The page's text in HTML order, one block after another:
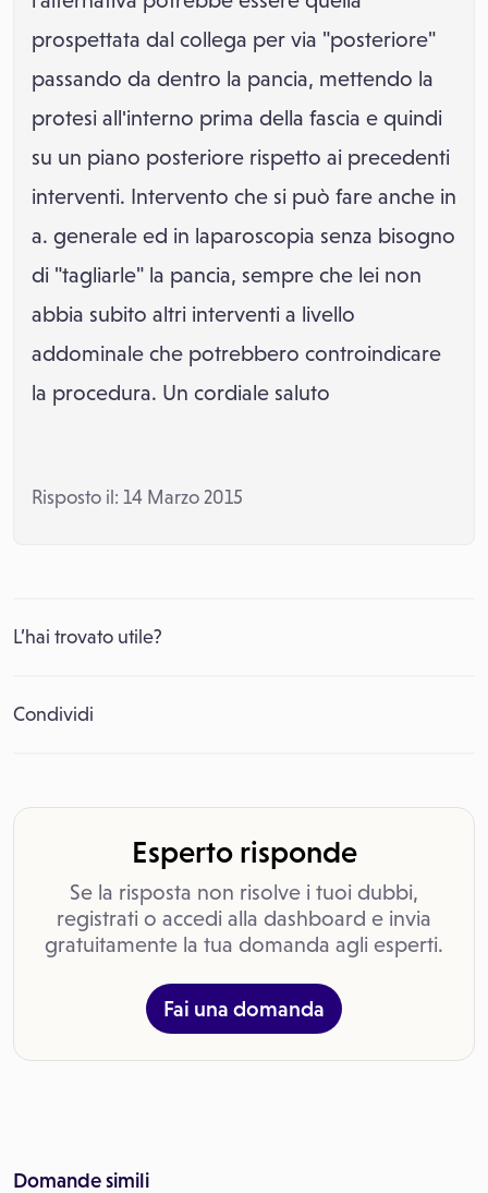
prospettata dal collega per via "posteriore"
passando da dentro la pancia, mettendo la
protesi all'interno prima della fascia e quindi
su un piano posteriore rispetto ai precedenti
interventi. Intervento che si può fare anche in
a. generale ed in laparoscopia senza bisogno
di "tagliarle" la pancia, sempre che lei non
abbia subito altri interventi a livello
addominale che potrebbero controindicare
la procedura. Un cordiale saluto
Risposto il: 14 Marzo 2015
L’hai trovato utile?
Condividi
Esperto risponde
Se la risposta non risolve i tuoi dubbi,
registrati o accedi alla dashboard e invia
gratuitamente la tua domanda agli esperti.
Fai una domanda
Domande simili